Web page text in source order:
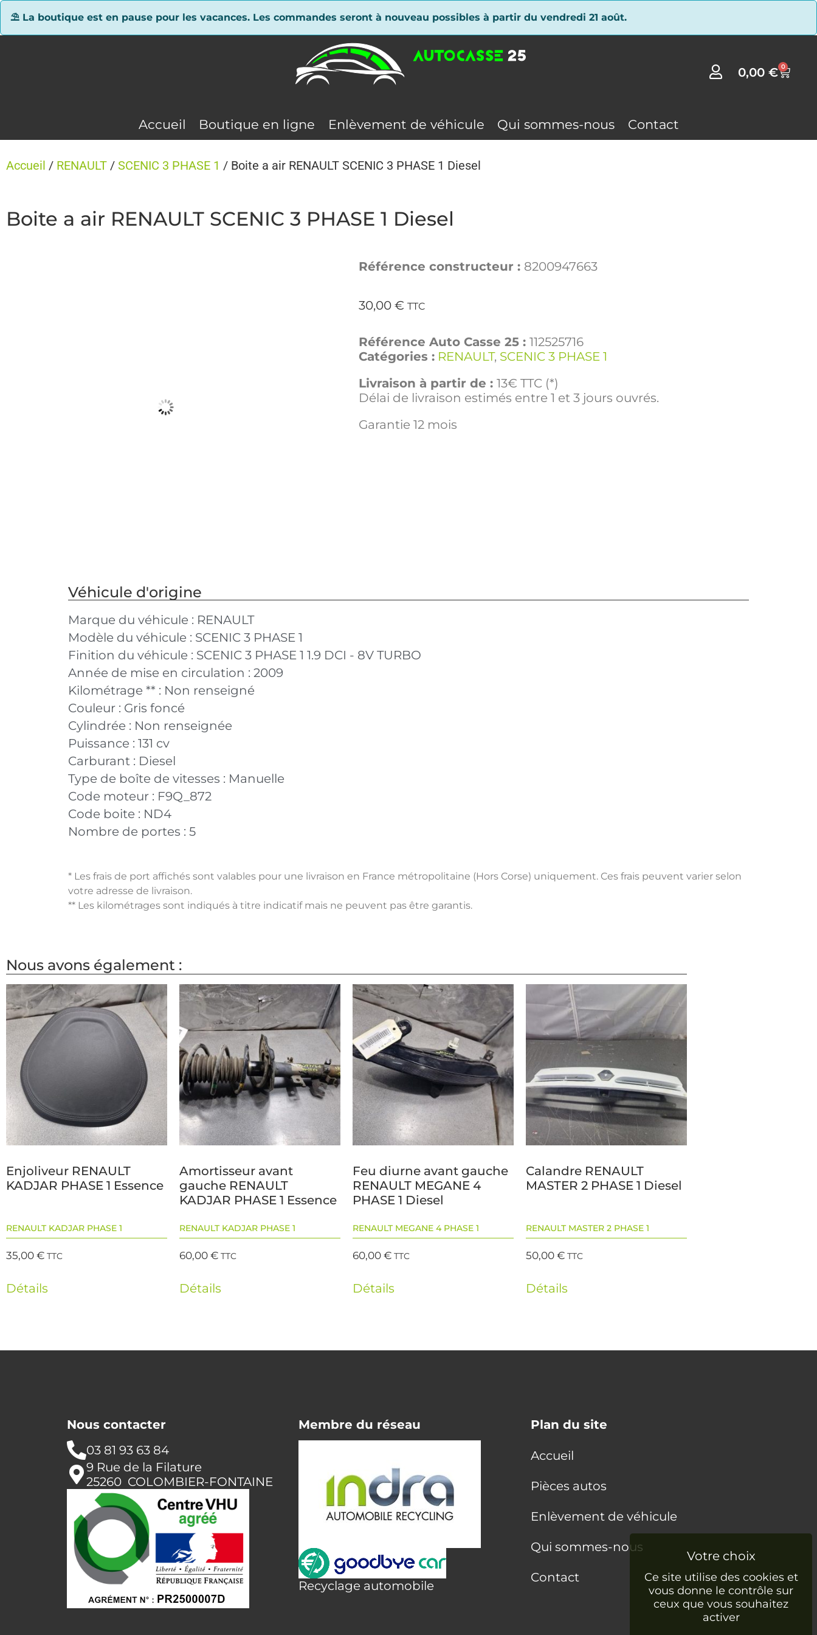
⛱ La boutique est en pause pour les vacances. Les commandes seront à nouveau possibles à partir du vendredi 21 août.
0,00€ 0
Accueil Boutique en ligne Enlèvement de véhicule Qui sommes-nous Contact
Accueil / RENAULT / SCENIC 3 PHASE 1 / Boite a air RENAULT SCENIC 3 PHASE 1 Diesel
Boite a air RENAULT SCENIC 3 PHASE 1 Diesel
Référence constructeur : 8200947663
30,00 € TTC
Référence Auto Casse 25 : 112525716
Catégories : RENAULT, SCENIC 3 PHASE 1
Livraison à partir de : 13€ TTC (*)
Délai de livraison estimés entre 1 et 3 jours ouvrés.
Garantie 12 mois
Véhicule d'origine
Marque du véhicule : RENAULT
Modèle du véhicule : SCENIC 3 PHASE 1
Finition du véhicule : SCENIC 3 PHASE 1 1.9 DCI - 8V TURBO
Année de mise en circulation : 2009
Kilométrage ** : Non renseigné
Couleur : Gris foncé
Cylindrée : Non renseignée
Puissance : 131 cv
Carburant : Diesel
Type de boîte de vitesses : Manuelle
Code moteur : F9Q_872
Code boite : ND4
Nombre de portes : 5
* Les frais de port affichés sont valables pour une livraison en France métropolitaine (Hors Corse) uniquement. Ces frais peuvent varier selon
votre adresse de livraison.
** Les kilométrages sont indiqués à titre indicatif mais ne peuvent pas être garantis.
Nous avons également :
Enjoliveur RENAULT
KADJAR PHASE 1 Essence
RENAULT KADJAR PHASE 1
35,00€ TTC
Détails
Amortisseur avant
gauche RENAULT
KADJAR PHASE 1 Essence
RENAULT KADJAR PHASE 1
60,00€ TTC
Détails
Feu diurne avant gauche
RENAULT MEGANE 4
PHASE 1 Diesel
RENAULT MEGANE 4 PHASE 1
60,00€ TTC
Détails
Calandre RENAULT
MASTER 2 PHASE 1 Diesel
RENAULT MASTER 2 PHASE 1
50,00€ TTC
Détails
Nous contacter
03 81 93 63 84
9 Rue de la Filature
25260 COLOMBIER-FONTAINE
Membre du réseau
Recyclage automobile
Plan du site
Accueil
Pièces autos
Enlèvement de véhicule
Qui sommes-nous
Contact
Panneau de gestion des cookies
Ce site utilise des cookies et
vous donne le contrôle sur
ceux que vous souhaitez
activer